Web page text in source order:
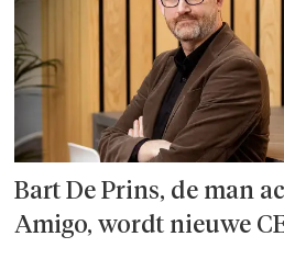
Bart De Prins, de man
Amigo, wordt nieuwe